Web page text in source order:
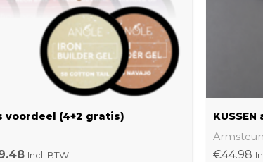
voordeel (4+2 gratis)
Incl. BTW €44.98